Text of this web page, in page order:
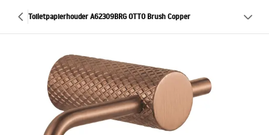
Toiletpapierhouder A62309BRG OTTO Brush Copper